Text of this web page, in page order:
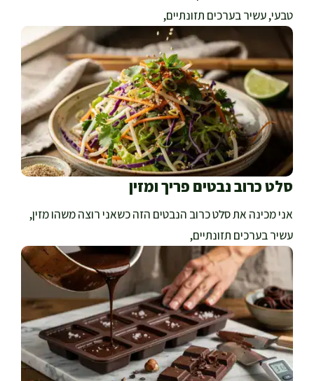
טבעי, עשיר בערכים תזונתיים,
סלט כרוב נבטים פריך ומזין
אני מכינה את סלט כרוב הנבטים הזה כשאני רוצה משהו מזין,
עשיר בערכים תזונתיים,